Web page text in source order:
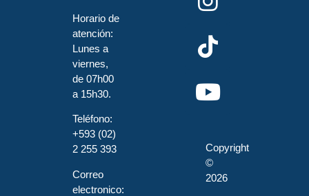
Horario de
atención:
Lunes a
viernes,
de 07h00
a 15h30.
Teléfono:
+593 (02)
2 255 393
Correo
electronico:
Copyright
©
2026